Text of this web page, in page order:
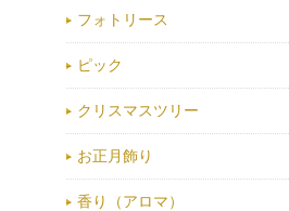
フォトリース
ピック
クリスマスツリー
お正月飾り
香り（アロマ）